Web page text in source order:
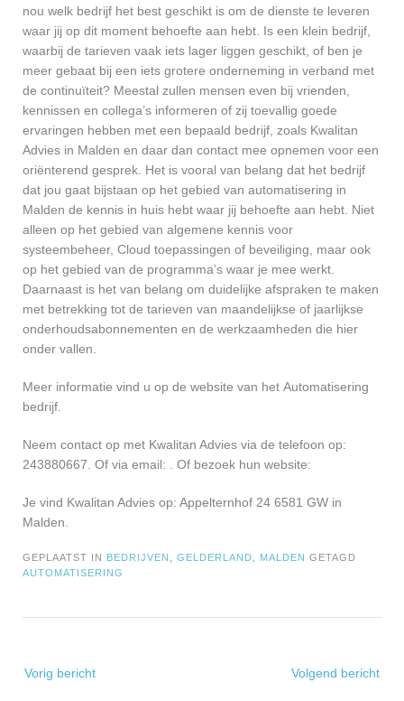
nou welk bedrijf het best geschikt is om de dienste te leveren
waar jij op dit moment behoefte aan hebt. Is een klein bedrijf,
waarbij de tarieven vaak iets lager liggen geschikt, of ben je
meer gebaat bij een iets grotere onderneming in verband met
de continuïteit? Meestal zullen mensen even bij vrienden,
kennissen en collega’s informeren of zij toevallig goede
ervaringen hebben met een bepaald bedrijf, zoals Kwalitan
Advies in Malden en daar dan contact mee opnemen voor een
oriënterend gesprek. Het is vooral van belang dat het bedrijf
dat jou gaat bijstaan op het gebied van automatisering in
Malden de kennis in huis hebt waar jij behoefte aan hebt. Niet
alleen op het gebied van algemene kennis voor
systeembeheer, Cloud toepassingen of beveiliging, maar ook
op het gebied van de programma’s waar je mee werkt.
Daarnaast is het van belang om duidelijke afspraken te maken
met betrekking tot de tarieven van maandelijkse of jaarlijkse
onderhoudsabonnementen en de werkzaamheden die hier
onder vallen.
Meer informatie vind u op de website van het Automatisering
bedrijf.
Neem contact op met Kwalitan Advies via de telefoon op:
243880667. Of via email:
. Of bezoek hun website:
Je vind Kwalitan Advies op: Appelternhof 24 6581 GW in
Malden.
GEPLAATST IN BEDRIJVEN GELDERLAND MALDEN GETAGD
AUTOMATISERING
navigatie
Vorig bericht Volgend bericht